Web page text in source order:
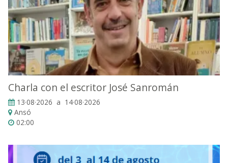
Charla con el escritor José Sanromán
13·08·2026 a 14·08·2026
Ansó
02:00